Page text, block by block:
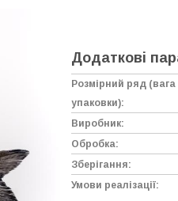
Додаткові
Розмірний ряд (вага
упаковки):
Виробник:
Обробка:
Зберігання:
Умови реалізації: